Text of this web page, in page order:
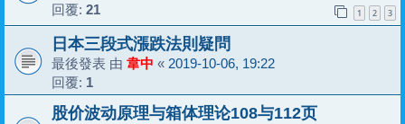
回覆: 21 1 2 3
日本三段式漲跌法則疑問
最後發表 由 韋中 « 2019-10-06, 19:22
回覆: 1
股价波动原理与箱体理论108与112页